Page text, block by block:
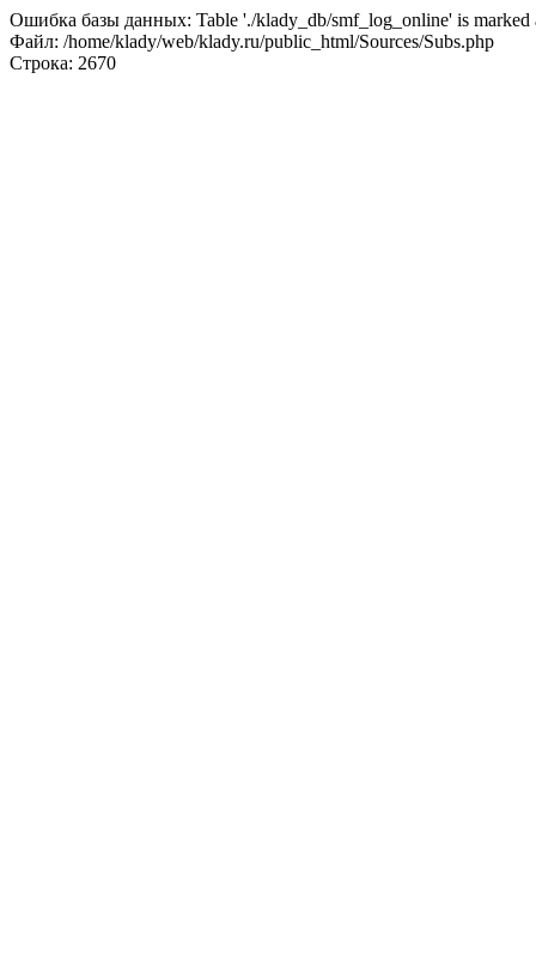
Ошибка базы данных: Table './klady_db/smf_log_online' is marked
Файл: /home/klady/web/klady.ru/public_html/Sources/Subs.php
Строка: 2670